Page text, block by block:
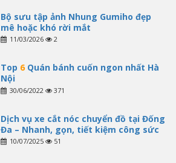
Bộ sưu tập ảnh Nhung Gumiho đẹp
mê hoặc khó rời mắt
11/03/2026 2
Top 6Quán bánh cuốn ngon nhất Hà
Nội
30/06/2022 371
Dịch vụ xe cắt nóc chuyển đồ tại Đống
Đa – Nhanh, gọn, tiết kiệm công sức
10/07/2025 51